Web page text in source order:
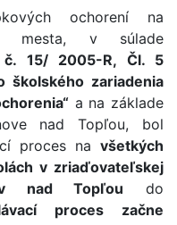
ochorení na
mesta, v súlade
č. 15/ 2005-R, Čl. 5
školského zariadenia
a na základe
nad Topľou, bol
proces na všetkých
v zriaďovateľskej
nad Topľou do
proces začne